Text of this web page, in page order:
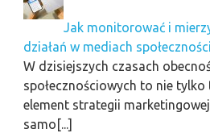
Jak monitorować i
działań w mediach
W dzisiejszych czasach
społecznościowych to nie
element strategii
samo[...]